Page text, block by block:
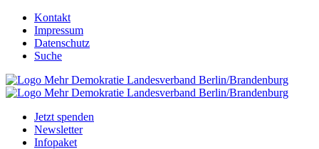
Kontakt
Impressum
Datenschutz
Suche
Jetzt spenden
Newsletter
Infopaket